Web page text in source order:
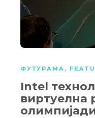
ФУТУРАМА ,
Intel
виртуелна